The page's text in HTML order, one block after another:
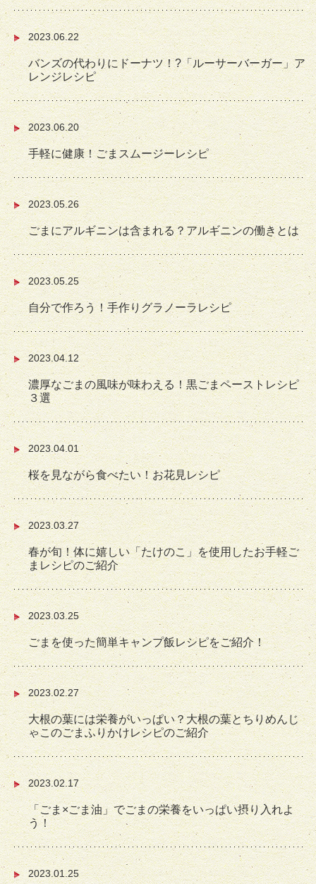
2023.06.22
バンズの代わりにドーナツ！?「ルーサーバーガー」ア
レンジレシピ
2023.06.20
手軽に健康！ごまスムージーレシピ
2023.05.26
ごまにアルギニンは含まれる？アルギニンの働きとは
2023.05.25
自分で作ろう！手作りグラノーラレシピ
2023.04.12
濃厚なごまの風味が味わえる！黒ごまペーストレシピ
３選
2023.04.01
桜を見ながら食べたい！お花見レシピ
2023.03.27
春が旬！体に嬉しい「たけのこ」を使用したお手軽ご
まレシピのご紹介
2023.03.25
ごまを使った簡単キャンプ飯レシピをご紹介！
2023.02.27
大根の葉には栄養がいっぱい？大根の葉とちりめんじ
ゃこのごまふりかけレシピのご紹介
2023.02.17
「ごま×ごま油」でごまの栄養をいっぱい摂り入れよ
う！
2023.01.25